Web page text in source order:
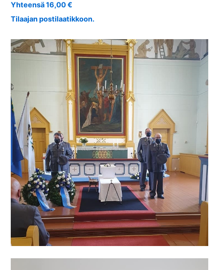
Yhteensä 16,00 €
Tilaajan postilaatikkoon.